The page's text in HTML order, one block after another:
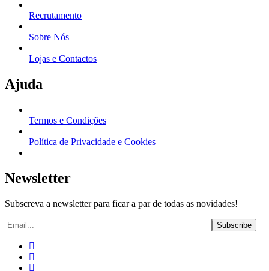
Recrutamento
Sobre Nós
Lojas e Contactos
Ajuda
Termos e Condições
Política de Privacidade e Cookies
Newsletter
Subscreva a newsletter para ficar a par de todas as novidades!